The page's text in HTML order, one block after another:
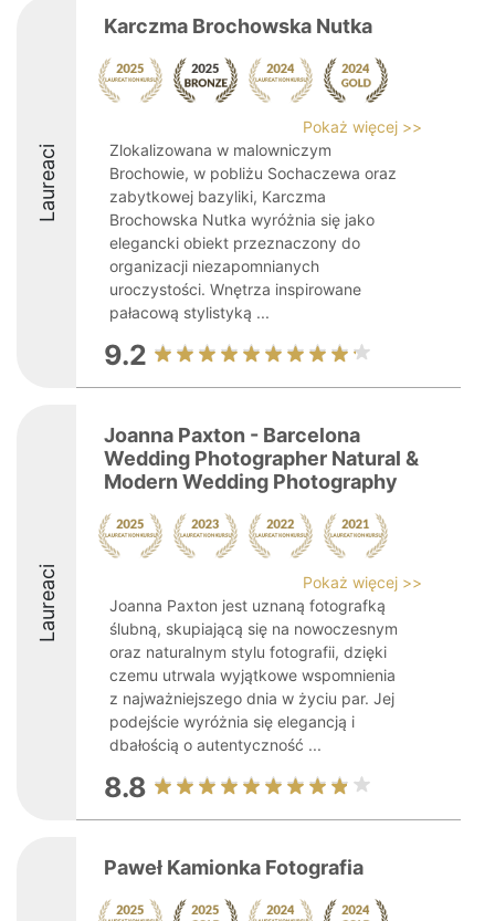
Laureaci
Karczma Brochowska Nutka
Pokaż więcej >>
Zlokalizowana w malowniczym
Brochowie, w pobliżu Sochaczewa oraz
zabytkowej bazyliki, Karczma
Brochowska Nutka wyróżnia się jako
elegancki obiekt przeznaczony do
organizacji niezapomnianych
uroczystości. Wnętrza inspirowane
pałacową stylistyką ...
9.2
Laureaci
Joanna Paxton - Barcelona
Wedding Photographer Natural &
Modern Wedding Photography
Pokaż więcej >>
Joanna Paxton jest uznaną fotografką
ślubną, skupiającą się na nowoczesnym
oraz naturalnym stylu fotografii, dzięki
czemu utrwala wyjątkowe wspomnienia
z najważniejszego dnia w życiu par. Jej
podejście wyróżnia się elegancją i
dbałością o autentyczność ...
8.8
Paweł Kamionka Fotografia